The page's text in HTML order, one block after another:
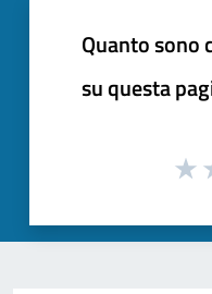
Quanto sono
su questa